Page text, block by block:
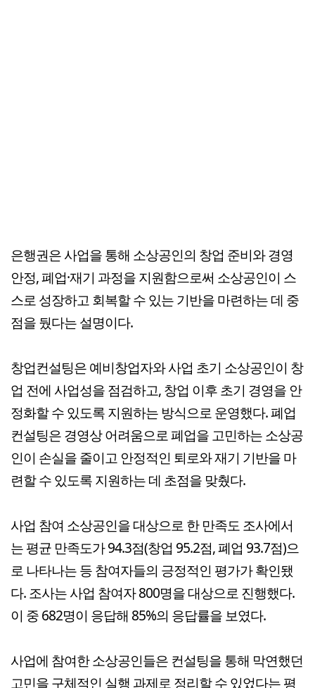
은행권은 사업을 통해 소상공인의 창업 준비와 경영
안정, 폐업·재기 과정을 지원함으로써 소상공인이 스
스로 성장하고 회복할 수 있는 기반을 마련하는 데 중
점을 뒀다는 설명이다.
창업컨설팅은 예비창업자와 사업 초기 소상공인이 창
업 전에 사업성을 점검하고, 창업 이후 초기 경영을 안
정화할 수 있도록 지원하는 방식으로 운영했다. 폐업
컨설팅은 경영상 어려움으로 폐업을 고민하는 소상공
인이 손실을 줄이고 안정적인 퇴로와 재기 기반을 마
련할 수 있도록 지원하는 데 초점을 맞췄다.
사업 참여 소상공인을 대상으로 한 만족도 조사에서
는 평균 만족도가 94.3점(창업 95.2점, 폐업 93.7점)으
로 나타나는 등 참여자들의 긍정적인 평가가 확인됐
다. 조사는 사업 참여자 800명을 대상으로 진행했다.
이 중 682명이 응답해 85%의 응답률을 보였다.
사업에 참여한 소상공인들은 컨설팅을 통해 막연했던
고민을 구체적인 실행 과제로 정리할 수 있었다는 평